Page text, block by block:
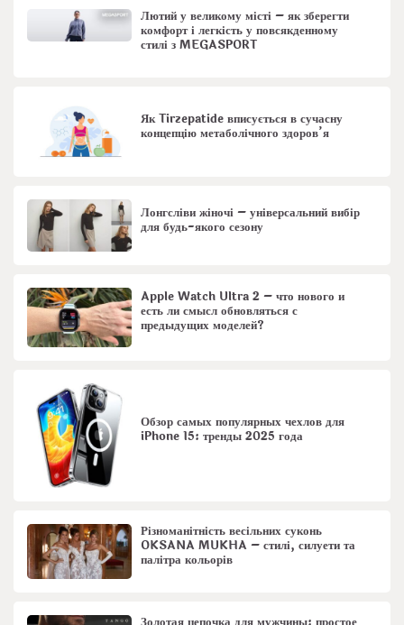
Лютий у великому місті – як зберегти
комфорт і легкість у повсякденному
стилі з MEGASPORT
Як Tirzepatide вписується в сучасну
концепцію метаболічного здоров’я
Лонгсліви жіночі – універсальний вибір
для будь-якого сезону
Apple Watch Ultra 2 – что нового и
есть ли смысл обновляться с
предыдущих моделей?
Обзор самых популярных чехлов для
iPhone 15: тренды 2025 года
Різноманітність весільних суконь
OKSANA MUKHA – стилі, силуети та
палітра кольорів